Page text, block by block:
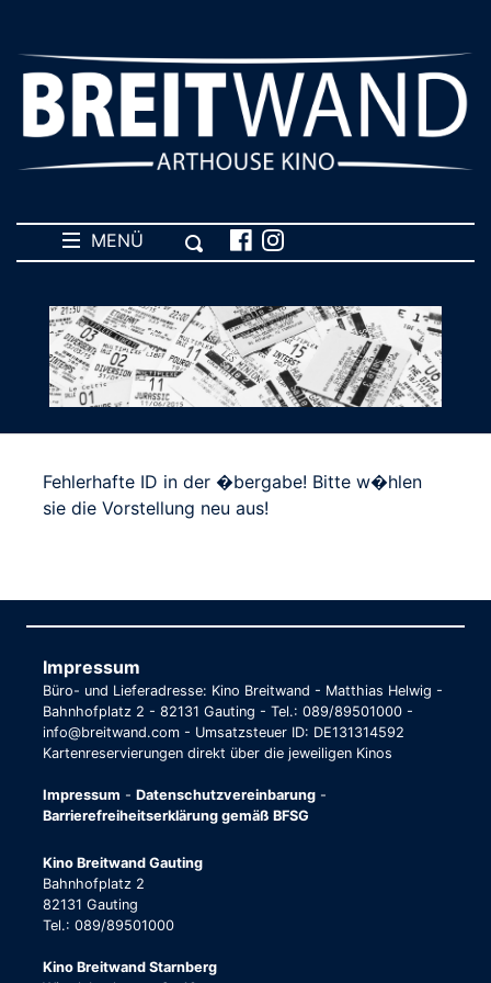
MENÜ
Fehlerhafte ID in der �bergabe! Bitte w�hlen
sie die Vorstellung neu aus!
Impressum
Büro- und Lieferadresse: Kino Breitwand - Matthias Helwig -
Bahnhofplatz 2 - 82131 Gauting - Tel.: 089/89501000 -
info@breitwand.com - Umsatzsteuer ID: DE131314592
Kartenreservierungen direkt über die jeweiligen Kinos
Impressum - Datenschutzvereinbarung -
Barrierefreiheitserklärung gemäß BFSG
Kino Breitwand Gauting
Bahnhofplatz 2
82131 Gauting
Tel.: 089/89501000
Kino Breitwand Starnberg